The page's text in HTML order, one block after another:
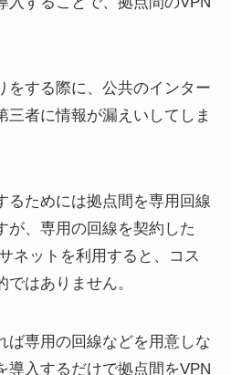
をする際に、公共のインター
三者に情報が漏えいしてしま
るためには拠点間を専用回線
が、専用の回線を契約した
ネットを利用すると、コス
ではありません。
ば専用の回線などを用意しな
導入するだけで拠点間をVPN